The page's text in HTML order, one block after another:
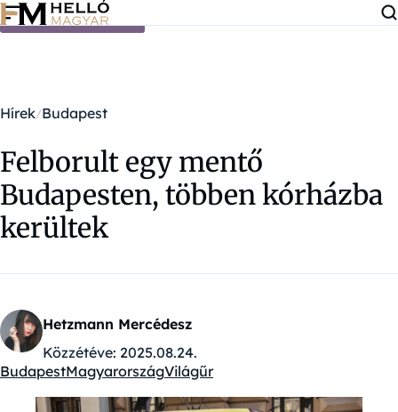
Ugrás a tartalomra
Hírek Budapest
Felborult egy mentő
Budapesten, többen kórházba
kerültek
Hetzmann Mercédesz
Közzétéve: 2025.08.24.
Kategóriák:
BudapestMagyarországVilágűr